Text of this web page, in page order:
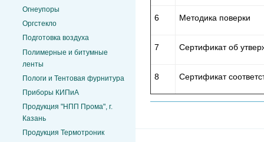
Огнеупоры
Оргстекло
Подготовка воздуха
Полимерные и битумные
ленты
Пологи и Тентовая фурнитура
Приборы КИПиА
Продукция "НПП Прома", г.
Казань
Продукция Термотроник
6 Методика поверки
7 Сертификат об
8 Сертификат